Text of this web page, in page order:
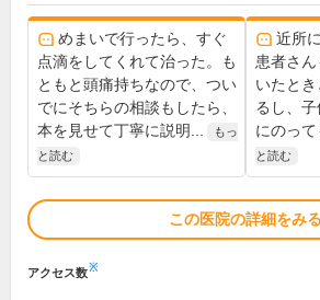
めまいで行ったら、すぐ
点滴をしてくれて治った。も
ともと頭痛持ちなので、つい
でにそちらの相談もしたら、
本を見せて丁寧に説明...
もっ
と読む
近所
患者さ
いたと
るし、
にのって
と読む
この医院の詳細をみる
アクセス数※